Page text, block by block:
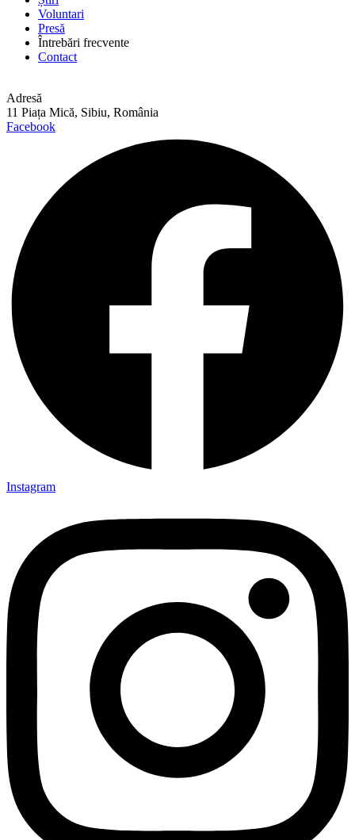
Voluntari
Presă
Întrebări frecvente
Contact
Adresă
11 Piața Mică, Sibiu, România
Facebook
Instagram